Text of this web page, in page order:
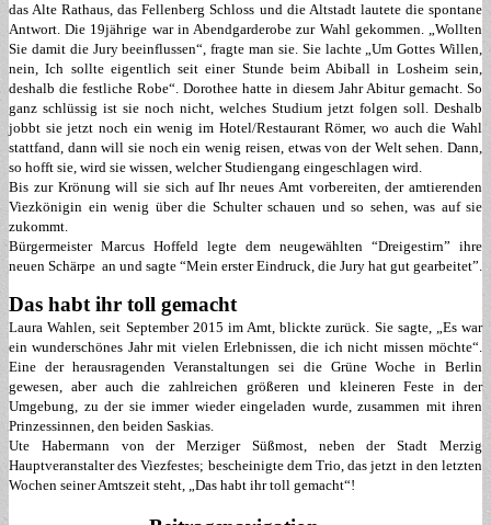
das Alte Rathaus, das Fellenberg Schloss und die Altstadt lautete die spontane
Antwort. Die 19jährige war in Abendgarderobe zur Wahl gekommen. „Wollten
Sie damit die Jury beeinflussen“, fragte man sie. Sie lachte „Um Gottes Willen,
nein, Ich sollte eigentlich seit einer Stunde beim Abiball in Losheim sein,
deshalb die festliche Robe“. Dorothee hatte in diesem Jahr Abitur gemacht. So
ganz schlüssig ist sie noch nicht, welches Studium jetzt folgen soll. Deshalb
jobbt sie jetzt noch ein wenig im Hotel/Restaurant Römer, wo auch die Wahl
stattfand, dann will sie noch ein wenig reisen, etwas von der Welt sehen. Dann,
so hofft sie, wird sie wissen, welcher Studiengang eingeschlagen wird.
Bis zur Krönung will sie sich auf Ihr neues Amt vorbereiten, der amtierenden
Viezkönigin ein wenig über die Schulter schauen und so sehen, was auf sie
zukommt.
Bürgermeister Marcus Hoffeld legte dem neugewählten “Dreigestirn” ihre
neuen Schärpe an und sagte “Mein erster Eindruck, die Jury hat gut gearbeitet”.
Das habt ihr toll gemacht
Laura Wahlen, seit September 2015 im Amt, blickte zurück. Sie sagte, „Es war
ein wunderschönes Jahr mit vielen Erlebnissen, die ich nicht missen möchte“.
Eine der herausragenden Veranstaltungen sei die Grüne Woche in Berlin
gewesen, aber auch die zahlreichen größeren und kleineren Feste in der
Umgebung, zu der sie immer wieder eingeladen wurde, zusammen mit ihren
Prinzessinnen, den beiden Saskias.
Ute Habermann von der Merziger Süßmost, neben der Stadt Merzig
Hauptveranstalter des Viezfestes; bescheinigte dem Trio, das jetzt in den letzten
Wochen seiner Amtszeit steht, „Das habt ihr toll gemacht“!